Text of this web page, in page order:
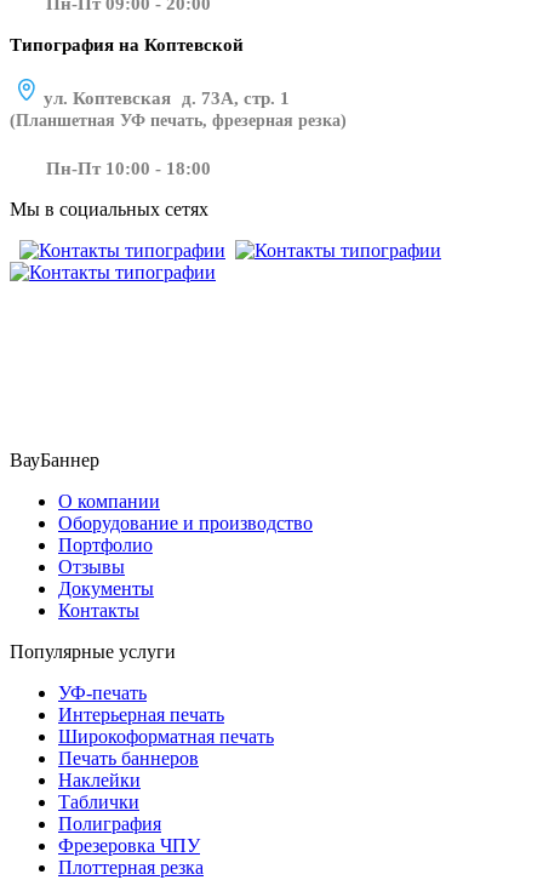
Пн-Пт 09:00 - 20:00
Типография на Коптевской
ул. Коптевская д. 73А, стр. 1
(Планшетная УФ печать, фрезерная резка)
Пн-Пт 10:00 - 18:00
Мы в социальных сетях
ВауБаннер
О компании
Оборудование и производство
Портфолио
Отзывы
Документы
Контакты
Популярные услуги
УФ-печать
Интерьерная печать
Широкоформатная печать
Печать баннеров
Наклейки
Таблички
Полиграфия
Фрезеровка ЧПУ
Плоттерная резка